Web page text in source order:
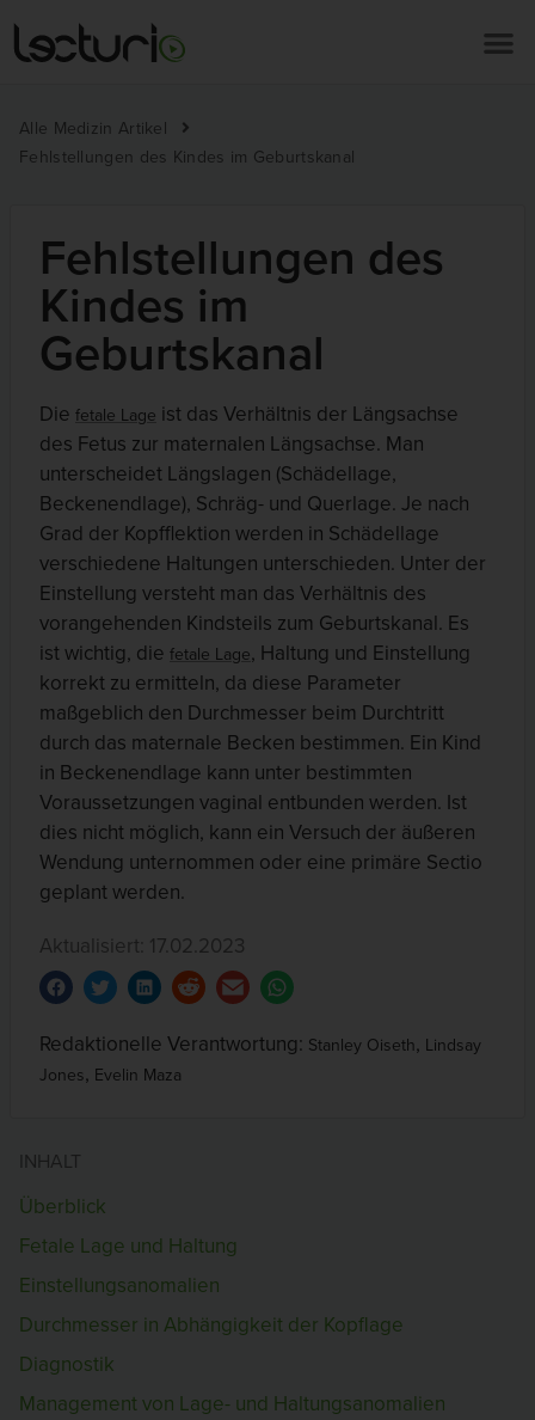
Alle Medizin Artikel
Fehlstellungen des Kindes im Geburtskanal
Fehlstellungen des
Kindes im
Geburtskanal
Die fetale Lage ist das Verhältnis der Längsachse
des Fetus zur maternalen Längsachse. Man
unterscheidet Längslagen (Schädellage,
Beckenendlage), Schräg- und Querlage. Je nach
Grad der Kopfflektion werden in Schädellage
verschiedene Haltungen unterschieden. Unter der
Einstellung versteht man das Verhältnis des
vorangehenden Kindsteils zum Geburtskanal. Es
ist wichtig, die fetale Lage, Haltung und Einstellung
korrekt zu ermitteln, da diese Parameter
maßgeblich den Durchmesser beim Durchtritt
durch das maternale Becken bestimmen. Ein Kind
in Beckenendlage kann unter bestimmten
Voraussetzungen vaginal entbunden werden. Ist
dies nicht möglich, kann ein Versuch der äußeren
Wendung unternommen oder eine primäre Sectio
geplant werden.
Aktualisiert: 17.02.2023
Redaktionelle Verantwortung: Stanley Oiseth, Lindsay
Jones, Evelin Maza
INHALT
Überblick
Fetale Lage und Haltung
Einstellungsanomalien
Durchmesser in Abhängigkeit der Kopflage
Diagnostik
Management von Lage- und Haltungsanomalien